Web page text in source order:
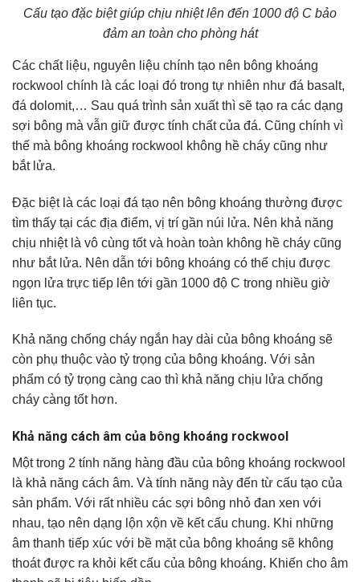
Cấu tạo đặc biệt giúp chịu nhiệt lên đến 1000 độ C bảo
đảm an toàn cho phòng hát
Các chất liệu, nguyên liệu chính tạo nên bông khoáng
rockwool chính là các loại đó trong tự nhiên như đá basalt,
đá dolomit,… Sau quá trình sản xuất thì sẽ tạo ra các dạng
sợi bông mà vẫn giữ được tính chất của đá. Cũng chính vì
thế mà bông khoáng rockwool không hề cháy cũng như
bắt lửa.
Đặc biệt là các loại đá tạo nên bông khoáng thường được
tìm thấy tại các địa điểm, vị trí gần núi lửa. Nên khả năng
chịu nhiệt là vô cùng tốt và hoàn toàn không hề cháy cũng
như bắt lửa. Nên dẫn tới bông khoáng có thể chịu được
ngọn lửa trực tiếp lên tới gần 1000 độ C trong nhiều giờ
liên tục.
Khả năng chống cháy ngắn hay dài của bông khoáng sẽ
còn phụ thuộc vào tỷ trọng của bông khoáng. Với sản
phẩm có tỷ trọng càng cao thì khả năng chịu lửa chống
cháy càng tốt hơn.
Khả năng cách âm của bông khoáng rockwool
Một trong 2 tính năng hàng đầu của bông khoáng rockwool
là khả năng cách âm. Và tính năng này đến từ cấu tạo của
sản phẩm. Với rất nhiều các sợi bông nhỏ đan xen với
nhau, tạo nên dạng lộn xộn về kết cấu chung. Khi những
âm thanh tiếp xúc với bề mặt của bông khoáng sẽ không
thoát được ra khỏi kết cấu của bông khoáng. Khiến cho âm